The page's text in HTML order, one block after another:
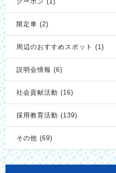
限定車 (2)
周辺のおすすめスポット (1)
説明会情報 (6)
社会貢献活動 (16)
採用教育活動 (139)
その他 (69)